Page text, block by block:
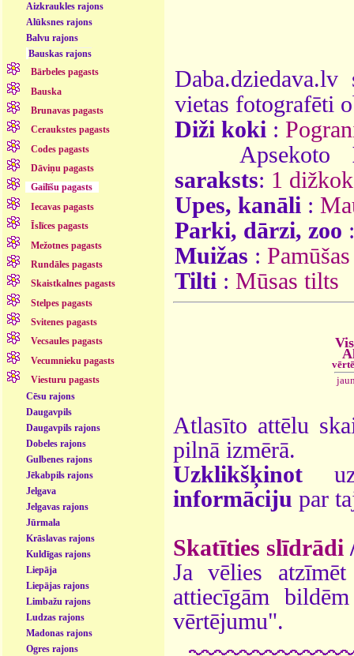
Aizkraukles rajons
Alūksnes rajons
Balvu rajons
Bauskas rajons
Bārbeles pagasts
Bauska
Brunavas pagasts
Ceraukstes pagasts
Codes pagasts
Dāviņu pagasts
Gailīšu pagasts
Iecavas pagasts
Īslīces pagasts
Mežotnes pagasts
Rundāles pagasts
Skaistkalnes pagasts
Stelpes pagasts
Svitenes pagasts
Vecsaules pagasts
Vecumnieku pagasts
Viesturu pagasts
Cēsu rajons
Daugavpils
Daugavpils rajons
Dobeles rajons
Gulbenes rajons
Jēkabpils rajons
Jelgava
Jelgavas rajons
Jūrmala
Krāslavas rajons
Kuldīgas rajons
Liepāja
Liepājas rajons
Limbažu rajons
Ludzas rajons
Madonas rajons
Ogres rajons
vietas fotografēti
Diži koki :
Apsekoto
saraksts: 1
Upes, kanāli :
Parki, dārzi, zoo
Muižas :
Tilti : Mūsas tilts
Atlasīto attēlu
pilnā izmērā.
Uzklikšķinot
informāciju par
Skatīties slīdrādi
Ja vēlies
attiecīgām
vērtējumu".